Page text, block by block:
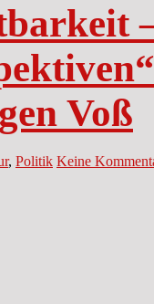
Voß
, Politik Keine